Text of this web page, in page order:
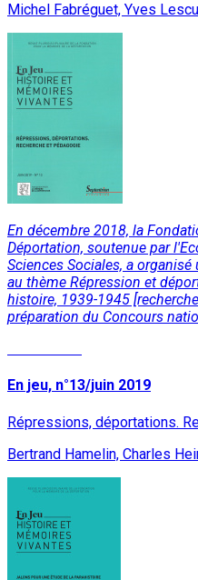
Michel Fabréguet, Yves
En décembre 2018, la
Déportation, soutenue par
Sciences Sociales, a
au thème Répression et
histoire, 1939-1945
préparation du Concours
En jeu, n°13/juin 2019
Répressions, déportations.
Bertrand Hamelin, Charles